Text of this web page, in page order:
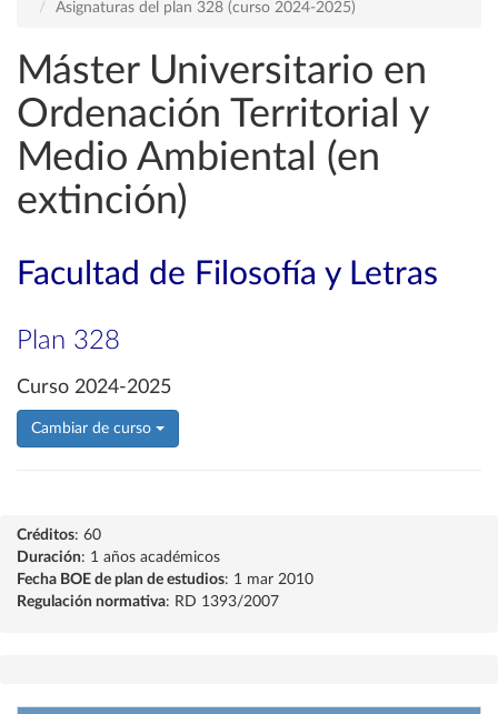
Asignaturas del plan 328 (curso 2024-2025)
Máster Universitario en
Ordenación Territorial y
Medio Ambiental (en
extinción)
Facultad de Filosofía y Letras
Plan 328
Curso 2024-2025
Cambiar de curso
Créditos: 60
Duración: 1 años académicos
Fecha BOE de plan de estudios: 1 mar 2010
Regulación normativa: RD 1393/2007